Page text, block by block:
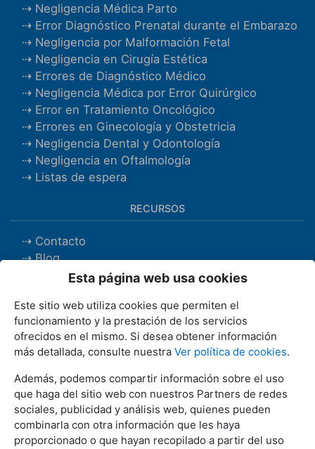
Negligencia Médica Parto
Error Diagnóstico Prenatal durante el Embarazo
Negligencia por Malformación Fetal
Negligencia en Cirugía Estética
Errores de Diagnóstico Médico
Negligencia Médica por Error Quirúrgico
Error en Tratamiento Oncológico
Errores en Ginecología y Obstetricia
Negligencia Dental y Odontología
Negligencia en Oftalmología
Listas de espera
RECURSOS
Contacto
Blog
Recursos de interés
REDES SOCIALES
INFORMACIÓN
Reclamación por Negligencia Médica
Demanda por Negligencia Medica
Esta página web usa cookies
Este sitio web utiliza cookies que permiten el
funcionamiento y la prestación de los servicios
ofrecidos en el mismo. Si desea obtener información
más detallada, consulte nuestra Ver política de cookies.
Además, podemos compartir información sobre el uso
que haga del sitio web con nuestros Partners de redes
sociales, publicidad y análisis web, quienes pueden
combinarla con otra información que les haya
proporcionado o que hayan recopilado a partir del uso